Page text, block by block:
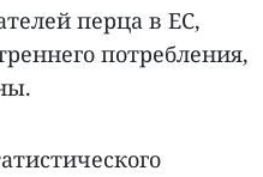
перца в ЕС,
потребления,